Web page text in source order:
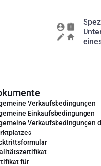
Verkaufsbedingungen
Einkaufsbedingungen
Verkaufsbedingungen
für